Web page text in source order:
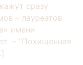
сразу
– лауреатов
имени
– “Похищенная